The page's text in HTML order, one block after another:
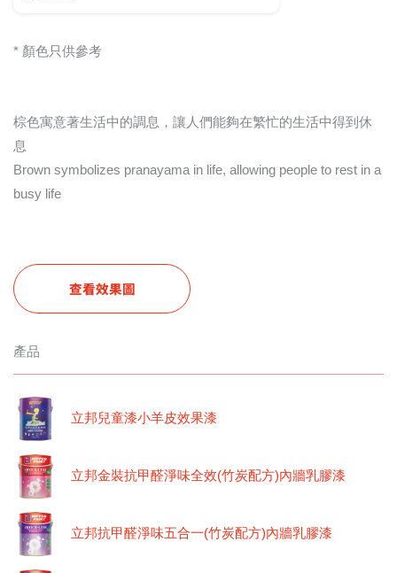
* 顏色只供參考
棕色寓意著生活中的調息，讓人們能夠在繁忙的生活中得到休
息
Brown symbolizes pranayama in life, allowing people to rest in a
busy life
查看效果圖
產品
立邦兒童漆小羊皮效果漆
立邦金裝抗甲醛淨味全效(竹炭配方)內牆乳膠漆
立邦抗甲醛淨味五合一(竹炭配方)內牆乳膠漆